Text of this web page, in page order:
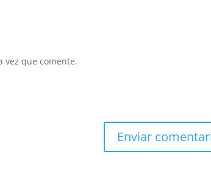
vez que comente.